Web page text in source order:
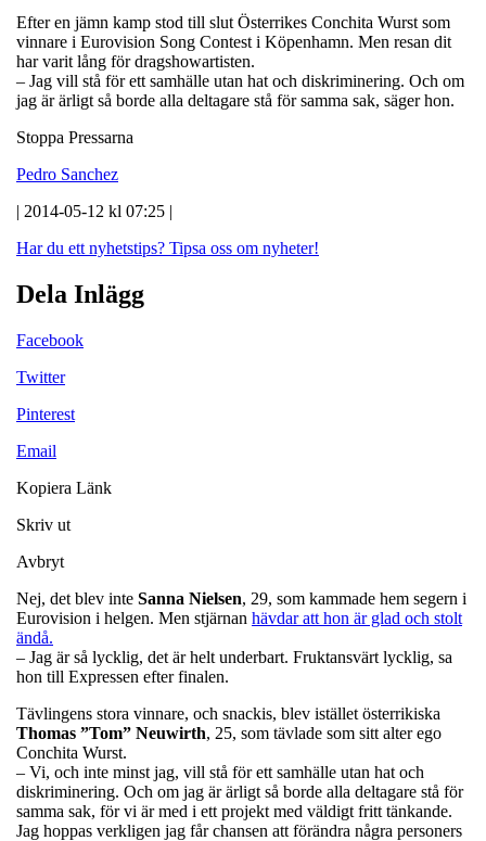
Efter en jämn kamp stod till slut Österrikes Conchita Wurst som
vinnare i Eurovision Song Contest i Köpenhamn. Men resan dit
har varit lång för dragshowartisten.
– Jag vill stå för ett samhälle utan hat och diskriminering. Och om
jag är ärligt så borde alla deltagare stå för samma sak, säger hon.
Stoppa Pressarna
Pedro Sanchez
| 2014-05-12 kl 07:25 |
Har du ett nyhetstips? Tipsa oss om nyheter!
Dela Inlägg
Facebook
Twitter
Pinterest
Email
Kopiera Länk
Skriv ut
Avbryt
Nej, det blev inte Sanna Nielsen, 29, som kammade hem segern i
Eurovision i helgen. Men stjärnan hävdar att hon är glad och stolt
ändå.
– Jag är så lycklig, det är helt underbart. Fruktansvärt lycklig, sa
hon till Expressen efter finalen.
Tävlingens stora vinnare, och snackis, blev istället österrikiska
Thomas ”Tom” Neuwirth, 25, som tävlade som sitt alter ego
Conchita Wurst.
– Vi, och inte minst jag, vill stå för ett samhälle utan hat och
diskriminering. Och om jag är ärligt så borde alla deltagare stå för
samma sak, för vi är med i ett projekt med väldigt fritt tänkande.
Jag hoppas verkligen jag får chansen att förändra några personers